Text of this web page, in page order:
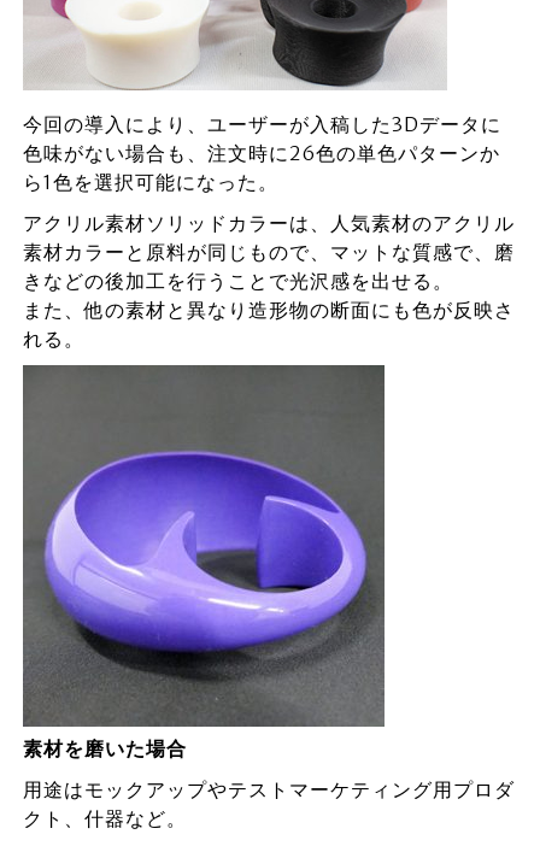
今回の導入により、ユーザーが入稿した3Dデータに
色味がない場合も、注文時に26色の単色パターンか
ら1色を選択可能になった。
アクリル素材ソリッドカラーは、人気素材のアクリル
素材カラーと原料が同じもので、マットな質感で、磨
きなどの後加工を行うことで光沢感を出せる。
また、他の素材と異なり造形物の断面にも色が反映さ
れる。
素材を磨いた場合
用途はモックアップやテストマーケティング用プロダ
クト、什器など。